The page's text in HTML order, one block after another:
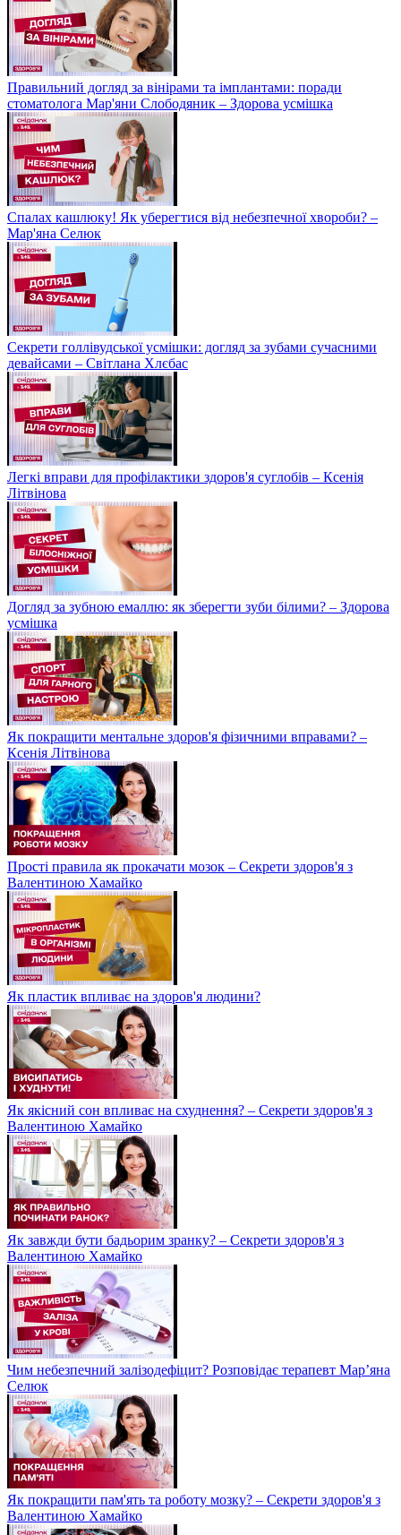
Правильний догляд за вінірами та імплантами: поради
стоматолога Мар'яни Слободяник – Здорова усмішка
Спалах кашлюку! Як уберегтися від небезпечної хвороби? –
Мар'яна Селюк
Секрети голлівудської усмішки: догляд за зубами сучасними
девайсами – Світлана Хлєбас
Легкі вправи для профілактики здоров'я суглобів – Ксенія
Літвінова
Догляд за зубною емаллю: як зберегти зуби білими? – Здорова
усмішка
Як покращити ментальне здоров'я фізичними вправами? –
Ксенія Літвінова
Прості правила як прокачати мозок – Секрети здоров'я з
Валентиною Хамайко
Як пластик впливає на здоров'я людини?
Як якісний сон впливає на схуднення? – Секрети здоров'я з
Валентиною Хамайко
Як завжди бути бадьорим зранку? – Секрети здоров'я з
Валентиною Хамайко
Чим небезпечний залізодефіцит? Розповідає терапевт Мар’яна
Селюк
Як покращити пам'ять та роботу мозку? – Секрети здоров'я з
Валентиною Хамайко